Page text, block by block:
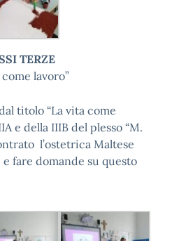
TERZE
come lavoro”
titolo “La vita come
e della IIIB del plesso “M.
l’ostetrica Maltese
fare domande su questo